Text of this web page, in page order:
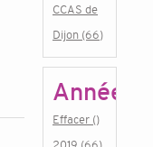
CCAS de
Dijon (66)
Année
Effacer ()